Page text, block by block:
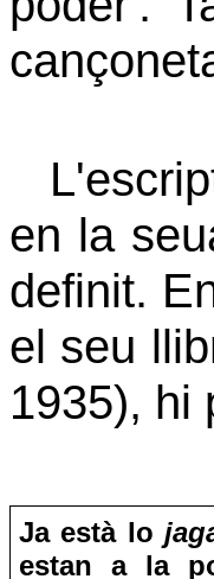
en la
definit.
el seu
1935), hi
Ja està lo
estan a la